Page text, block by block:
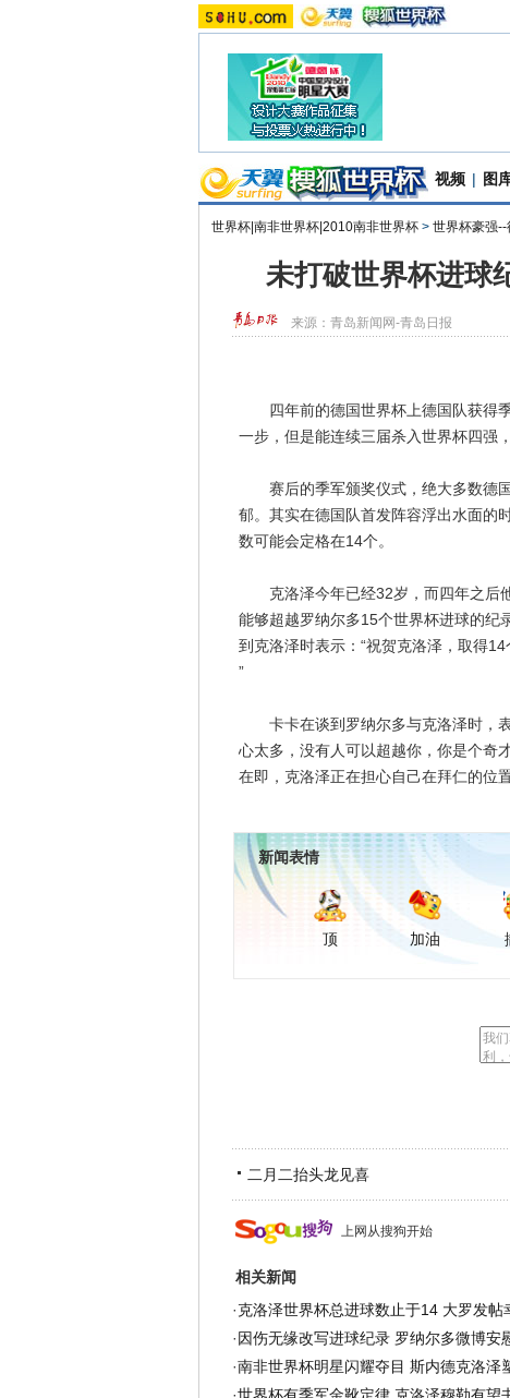
视频 | 图
世界杯|南非世界杯|2010南非世界杯 > 世界杯豪强--
未打破世界杯进球
来源： 青岛新闻网-青岛日报
四年前的德国世界杯上德国队获得季
一步，但是能连续三届杀入世界杯四强
赛后的季军颁奖仪式，绝大多数德国
郁。其实在德国队首发阵容浮出水面的
数可能会定格在14个。
克洛泽今年已经32岁，而四年之后他
能够超越罗纳尔多15个世界杯进球的纪
到克洛泽时表示：“祝贺克洛泽，取得
”
卡卡在谈到罗纳尔多与克洛泽时，表
心太多，没有人可以超越你，你是个奇
在即，克洛泽正在担心自己在拜仁的位置
新闻表情
顶 加油
二月二抬头龙见喜
上网从搜狗开始
相关新闻
·克洛泽世界杯总进球数止于14 大罗发帖
·因伤无缘改写进球纪录 罗纳尔多微博安
·南非世界杯明星闪耀夺目 斯内德克洛泽